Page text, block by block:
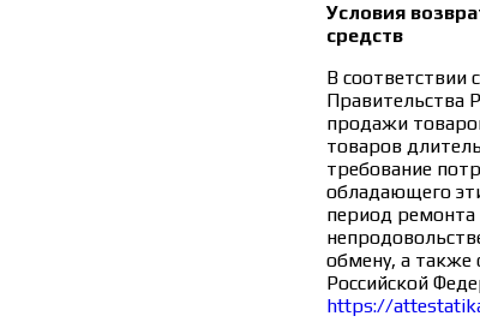
Условия
средств
В
Правительства
продажи
товаров
требование
обладающего
период ремонта
обмену, а также
Российской
https://